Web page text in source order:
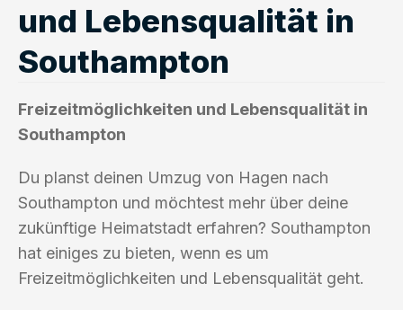
und Lebensqualität in
Southampton
Freizeitmöglichkeiten und Lebensqualität in
Southampton
Du planst deinen Umzug von Hagen nach
Southampton und möchtest mehr über deine
zukünftige Heimatstadt erfahren? Southampton
hat einiges zu bieten, wenn es um
Freizeitmöglichkeiten und Lebensqualität geht.